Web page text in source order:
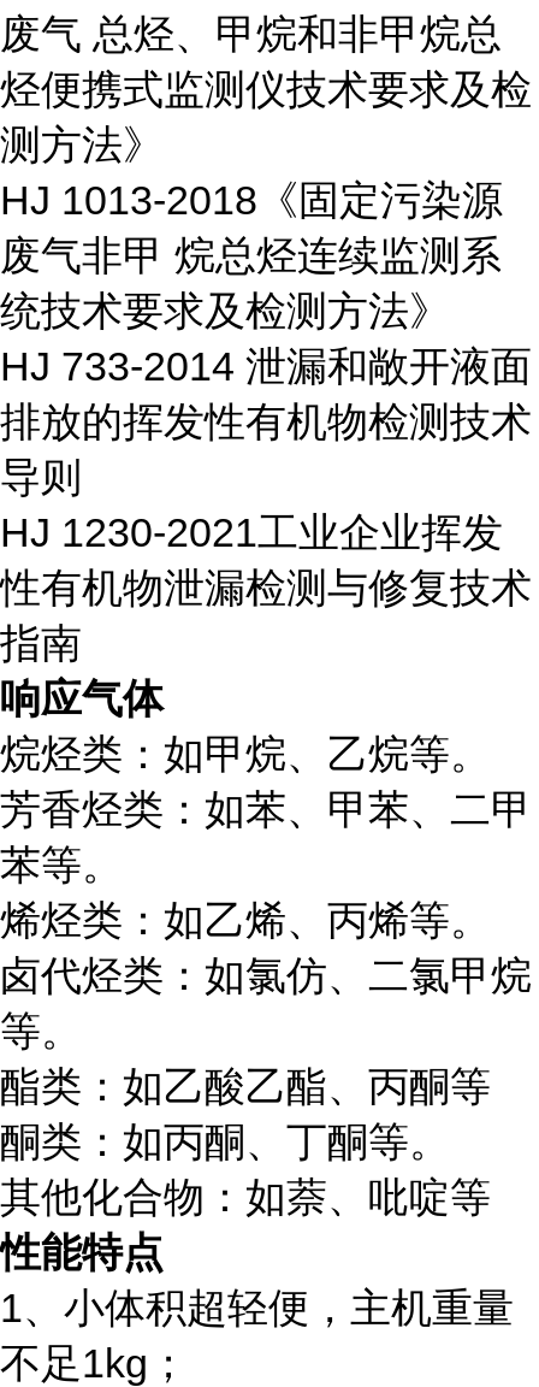
废气 总烃、甲烷和非甲烷总
烃便携式监测仪技术要求及检
测方法》
HJ 1013-2018《固定污染源
废气非甲 烷总烃连续监测系
统技术要求及检测方法》
HJ 733-2014 泄漏和敞开液面
排放的挥发性有机物检测技术
导则
HJ 1230-2021工业企业挥发
性有机物泄漏检测与修复技术
指南
响应气体
烷烃类：如甲烷、乙烷等。
芳香烃类：如苯、甲苯、二甲
苯等。
烯烃类：如乙烯、丙烯等。
卤代烃类：如氯仿、二氯甲烷
等。
酯类：如乙酸乙酯、丙酮等
酮类：如丙酮、丁酮等。
其他化合物：如萘、吡啶等
性能特点
1、小体积超轻便， 主机重量
不足1kg ；